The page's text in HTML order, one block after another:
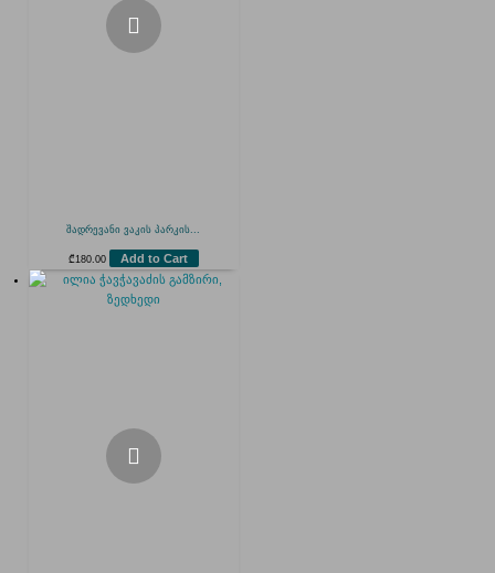
შადრევანი ვაკის პარკის...
₾ 180.00 Add to Cart